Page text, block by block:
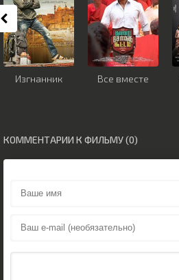
Изгнанник Все вместе
КОММЕНТАРИИ К ФИЛЬМУ (0)